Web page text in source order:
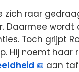
zich raar
Daarmee wordt
Toch grijpt
Hij noemt haar
aan